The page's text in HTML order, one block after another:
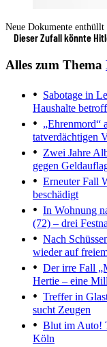
Neue Dokumente enthüllt
Dieser Zufall könnte
Alles zum Thema
Sabotage in
Haushalte
„Ehrenmord“
tatverdächtigen
Zwei Jahre
gegen
Erneuter Fall
beschädigt
In Wohnung
(72) – drei
Nach
wieder auf
Der irre Fall
Hertie – eine
Treffer in
sucht Zeugen
Blut im Auto!
Köln